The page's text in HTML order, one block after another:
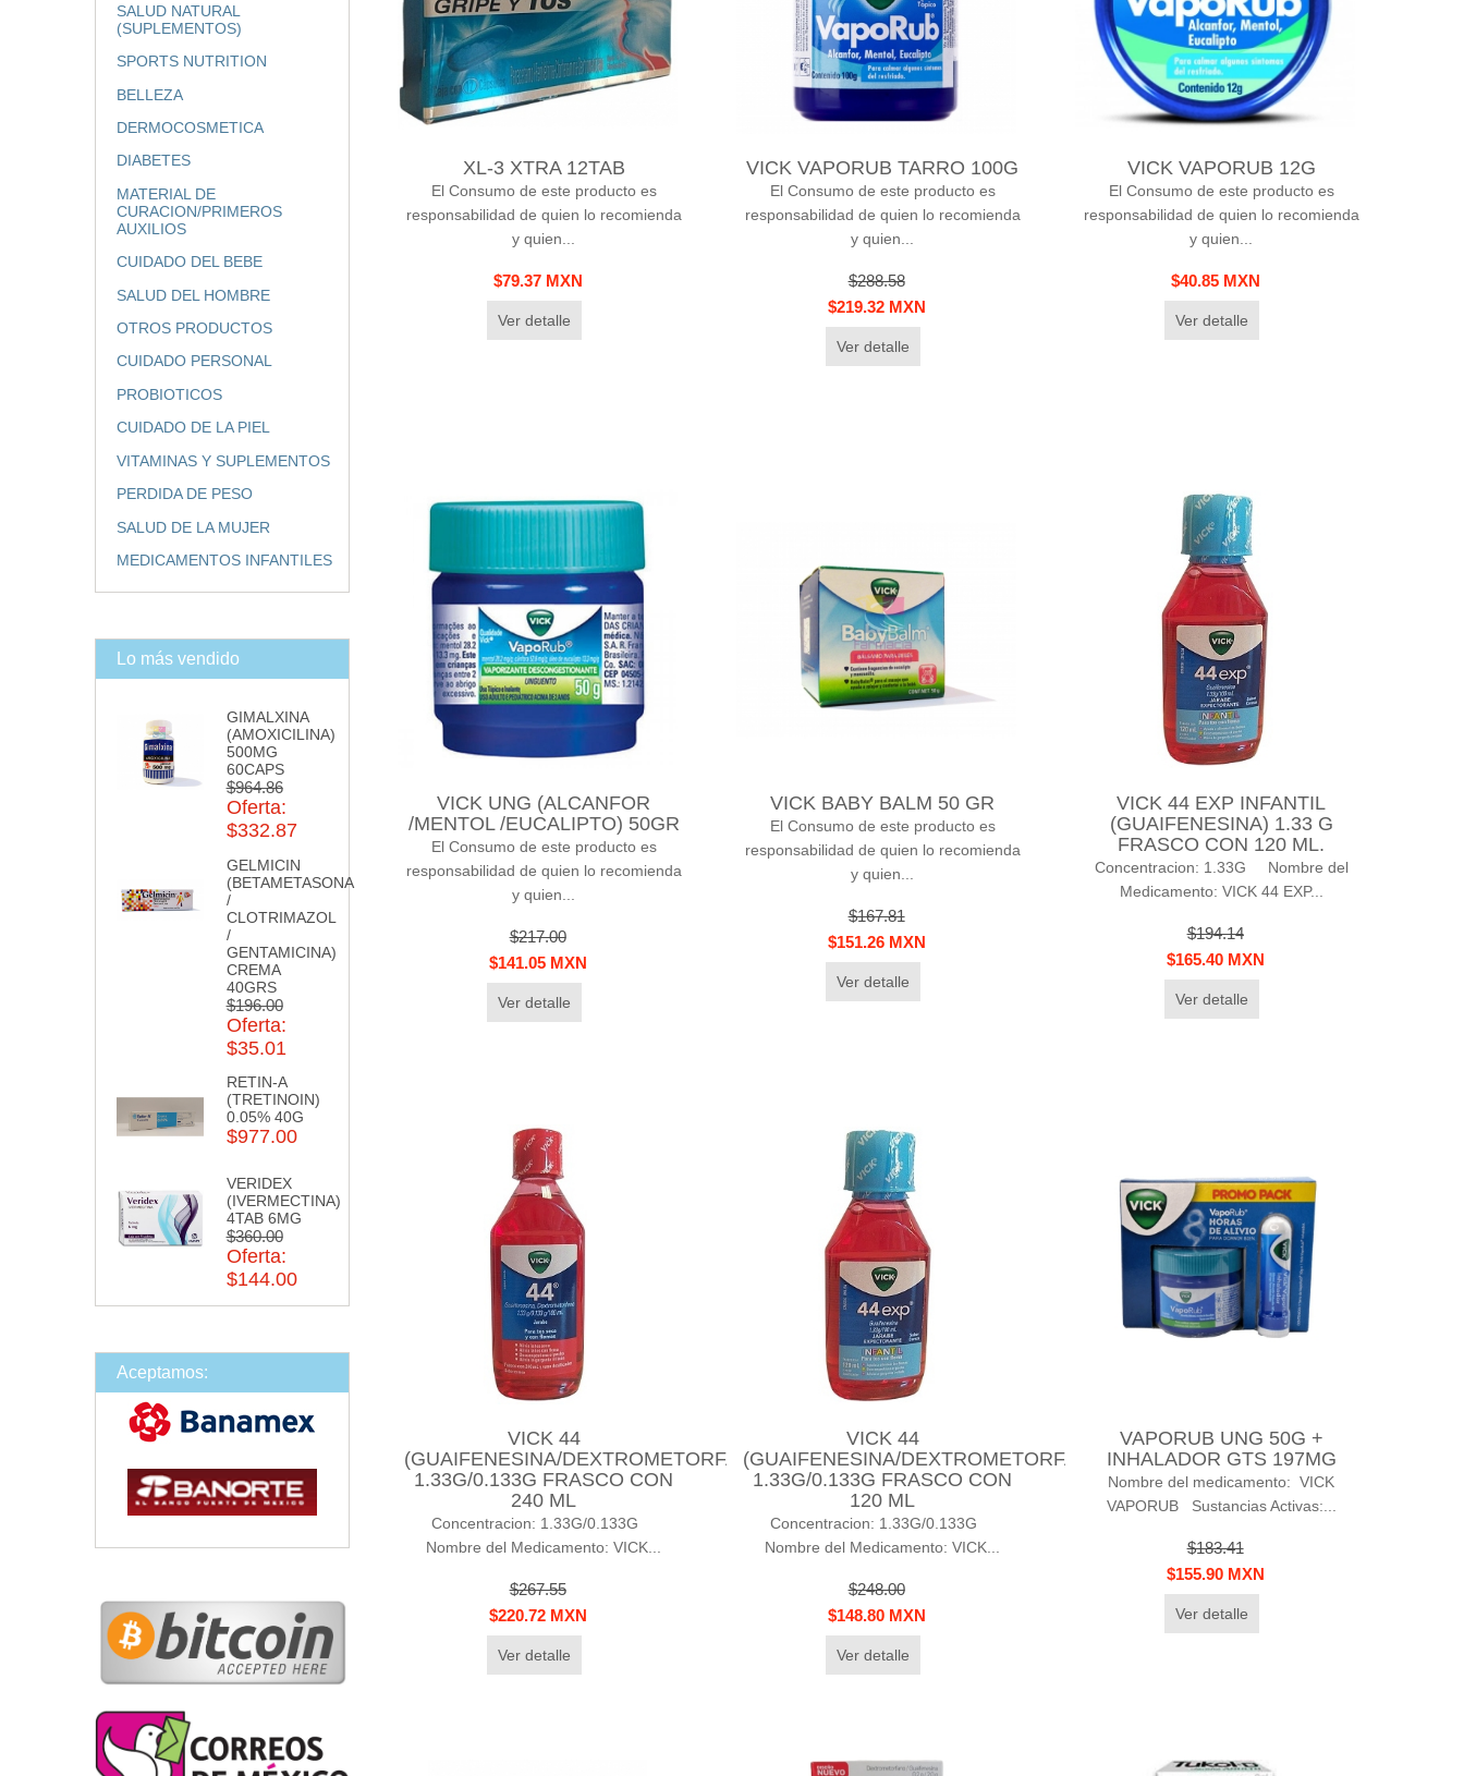
SALUD NATURAL
(SUPLEMENTOS)
SPORTS NUTRITION
BELLEZA
DERMOCOSMETICA
DIABETES
MATERIAL DE
CURACION/PRIMEROS
AUXILIOS
CUIDADO DEL BEBE
SALUD DEL HOMBRE
OTROS PRODUCTOS
CUIDADO PERSONAL
PROBIOTICOS
CUIDADO DE LA PIEL
VITAMINAS Y SUPLEMENTOS
PERDIDA DE PESO
SALUD DE LA MUJER
MEDICAMENTOS INFANTILES
Lo más vendido
GIMALXINA
(AMOXICILINA)
500MG
60CAPS
$964.86
Oferta:
$332.87
GELMICIN
(BETAMETASONA
/
CLOTRIMAZOL
/
GENTAMICINA)
CREMA
40GRS
$196.00
Oferta:
$35.01
RETIN-A
(TRETINOIN)
0.05% 40G
$977.00
VERIDEX
(IVERMECTINA)
4TAB 6MG
$360.00
Oferta:
$144.00
Aceptamos:
XL-3 XTRA 12TAB
El Consumo de este producto es
responsabilidad de quien lo recomienda
y quien...
$79.37 MXN
Ver detalle
VICK VAPORUB TARRO 100G
El Consumo de este producto es
responsabilidad de quien lo recomienda
y quien...
$288.58
$219.32 MXN
Ver detalle
VICK VAPORUB 12G
El Consumo de este producto es
responsabilidad de quien lo recomienda
y quien...
$40.85 MXN
Ver detalle
VICK UNG (ALCANFOR
/MENTOL /EUCALIPTO) 50GR
El Consumo de este producto es
responsabilidad de quien lo recomienda
y quien...
$217.00
$141.05 MXN
Ver detalle
VICK BABY BALM 50 GR
El Consumo de este producto es
responsabilidad de quien lo recomienda
y quien...
$167.81
$151.26 MXN
Ver detalle
VICK 44 EXP INFANTIL
(GUAIFENESINA) 1.33 G
FRASCO CON 120 ML.
Concentracion: 1.33G Nombre del
Medicamento: VICK 44 EXP...
$194.14
$165.40 MXN
Ver detalle
VICK 44
(GUAIFENESINA/DEXTROMETORFANO)
1.33G/0.133G FRASCO CON
240 ML
Concentracion: 1.33G/0.133G
Nombre del Medicamento: VICK...
$267.55
$220.72 MXN
Ver detalle
VICK 44
(GUAIFENESINA/DEXTROMETORFANO)
1.33G/0.133G FRASCO CON
120 ML
Concentracion: 1.33G/0.133G
Nombre del Medicamento: VICK...
$248.00
$148.80 MXN
Ver detalle
VAPORUB UNG 50G +
INHALADOR GTS 197MG
Nombre del medicamento: VICK
VAPORUB Sustancias Activas:...
$183.41
$155.90 MXN
Ver detalle